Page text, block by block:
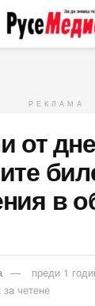
РЕКЛАМА
от
в
преди 1
четене